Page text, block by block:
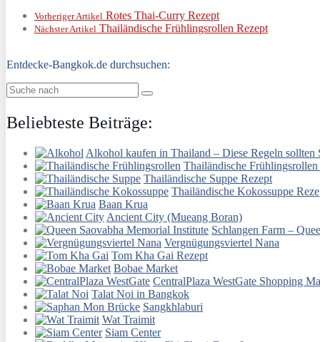
Vorheriger Artikel Rotes Thai-Curry Rezept
Nächster Artikel Thailändische Frühlingsrollen Rezept
Entdecke-Bangkok.de durchsuchen:
Beliebteste Beiträge:
Alkohol kaufen in Thailand – Diese Regeln sollten
Thailändische Frühlingsrollen
Thailändische Suppe Rezept
Thailändische Kokossuppe
Baan Krua
Ancient City (Mueang Boran)
Schlangen Farm –
Vergnügungsviertel Nana
Tom Kha Gai Rezept
Bobae Market
CentralPlaza WestGate Shopping
Talat Noi in Bangkok
Sangkhlaburi
Wat Traimit
Siam Center